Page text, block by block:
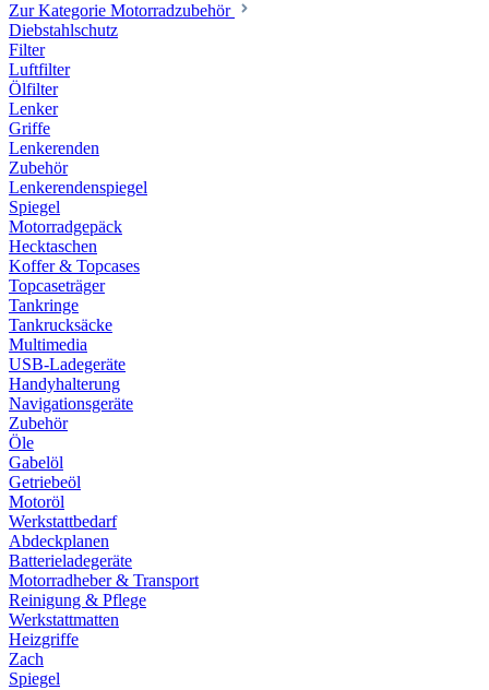
Zur Kategorie Motorradzubehör
Diebstahlschutz
Filter
Luftfilter
Ölfilter
Lenker
Griffe
Lenkerenden
Zubehör
Lenkerendenspiegel
Spiegel
Motorradgepäck
Hecktaschen
Koffer & Topcases
Topcaseträger
Tankringe
Tankrucksäcke
Multimedia
USB-Ladegeräte
Handyhalterung
Navigationsgeräte
Zubehör
Öle
Gabelöl
Getriebeöl
Motoröl
Werkstattbedarf
Abdeckplanen
Batterieladegeräte
Motorradheber & Transport
Reinigung & Pflege
Werkstattmatten
Heizgriffe
Zach
Spiegel